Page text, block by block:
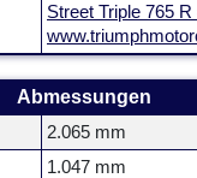
Street Triple 765 R
Abmessungen
2.065 mm
1.047 mm